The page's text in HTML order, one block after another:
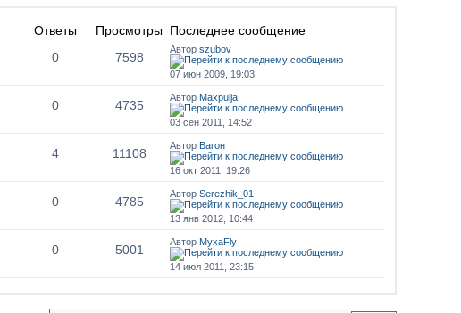
Ответы Просмотры Последнее сообщение
0 7598
Автор szubov
07 июн 2009, 19:03
0 4735
Автор Maxpulja
03 сен 2011, 14:52
4 11108
Автор Вагон
16 окт 2011, 19:26
0 4785
Автор Serezhik_01
13 янв 2012, 10:44
0 5001
Автор MyxaFly
14 июл 2011, 23:15